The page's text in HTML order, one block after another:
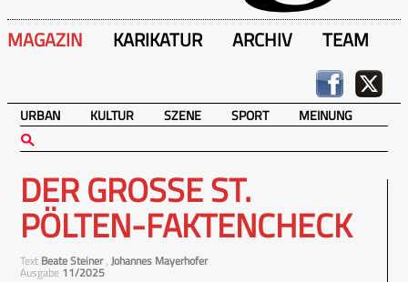
MAGAZIN KARIKATUR ARCHIV TEAM
URBAN KULTUR SZENE SPORT MEINUNG
DER GROSSE ST. P
ÖLTEN-FAKTENCHECK
Text Beate Steiner, Johannes Mayerhofer
Ausgabe 11/2025